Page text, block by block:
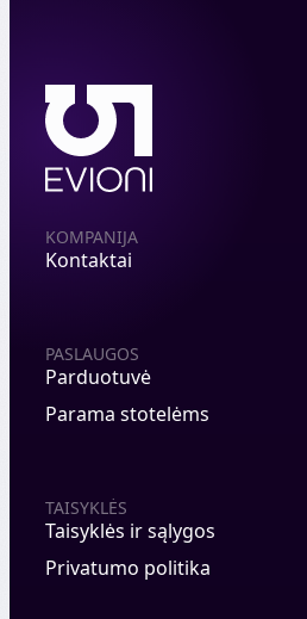
KOMPANIJA
Kontaktai
PASLAUGOS
Parduotuvė
Parama stotelėms
TAISYKLĖS
Taisyklės ir sąlygos
Privatumo politika